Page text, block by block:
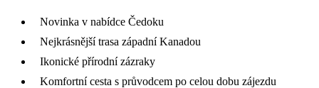
Novinka v nabídce Čedoku
Nejkrásnější trasa západní Kanadou
Ikonické přírodní zázraky
Komfortní cesta s průvodcem po celou dobu zájezdu